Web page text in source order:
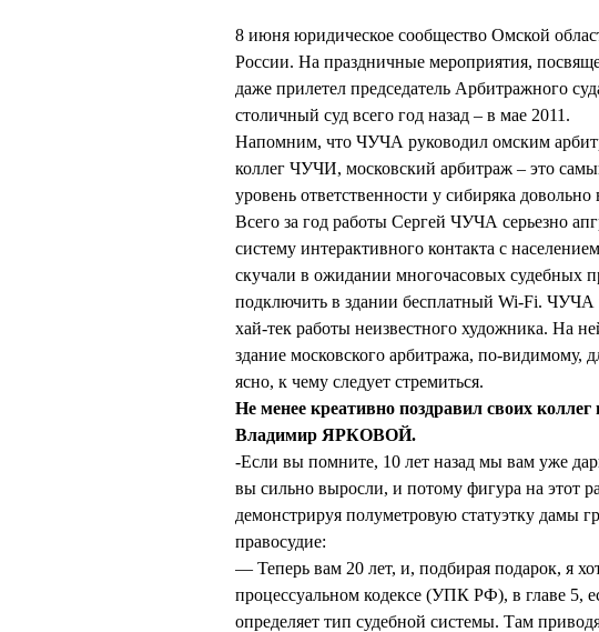
8 июня юридическое сообщество Омской
России. На праздничные мероприятия,
даже прилетел председатель Арбитражного
столичный суд всего год назад – в мае 2011.
Напомним, что ЧУЧА руководил омским
коллег ЧУЧИ, московский арбитраж – это
уровень ответственности у сибиряка
Всего за год работы Сергей ЧУЧА серьезно
систему интерактивного контакта с
скучали в ожидании многочасовых судебных
подключить в здании бесплатный Wi-Fi. ЧУЧА
хай-тек работы неизвестного художника. На
здание московского арбитража, по-видимому,
ясно, к чему следует стремиться.
Не менее креативно поздравил своих коллег
Владимир ЯРКОВОЙ.
-Если вы помните, 10 лет назад мы вам уже
вы сильно выросли, и потому фигура на этот
демонстрируя полуметровую статуэтку дамы
правосудие:
— Теперь вам 20 лет, и, подбирая подарок, я
процессуальном кодексе (УПК РФ), в главе 5,
определяет тип судебной системы. Там